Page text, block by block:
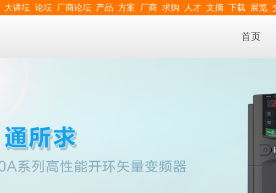
大讲坛 论坛 厂商论坛 产品 方案 厂商 求购 人才 文摘 下载 展览
首页